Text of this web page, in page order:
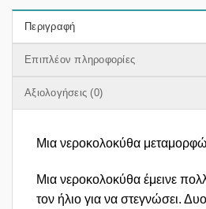
Περιγραφή
Επιπλέον πληροφορίες
Αξιολογήσεις (0)
Μια νεροκολοκύθα
Μια νεροκολοκύθα έμεινε
τον ήλιο για να στεγνώσει.